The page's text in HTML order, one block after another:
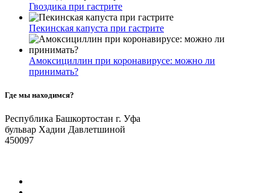
Гвоздика при гастрите
Пекинская капуста при гастрите
Амоксициллин при коронавирусе: можно ли
принимать?
Где мы находимся?
Республика Башкортостан г. Уфа
бульвар Хадии Давлетшиной
450097